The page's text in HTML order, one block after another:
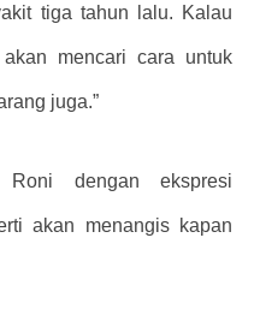
tiga tahun lalu. Kalau
mencari cara untuk
juga.”
dengan ekspresi
akan menangis kapan